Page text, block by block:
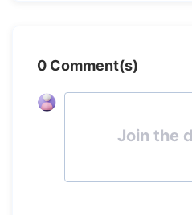
0 Comment(s)
Join the